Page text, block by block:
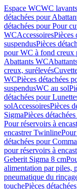
Espace WCWC
détachées pour
détachées pour Pour
WCAccessoiresPièces
suspendusPièces
pour WC à fond creux
Abattants WC
creux, surélevés
WCPièces détachées
suspendusWC au sol
détachées pour
solAccessoiresPièces
SigmaPièces
Pour réservoirs à
encastrer Twinline
détachées pour
pour réservoirs à
Geberit Sigma 8 cm
alimentation par piles,
pneumatique du
touchePièces